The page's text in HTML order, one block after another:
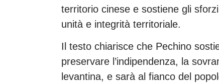
territorio cinese e sostiene gli
unità e integrità territoriale.
Il testo chiarisce che Pechino
preservare l’indipendenza, la
levantina, e sarà al fianco del